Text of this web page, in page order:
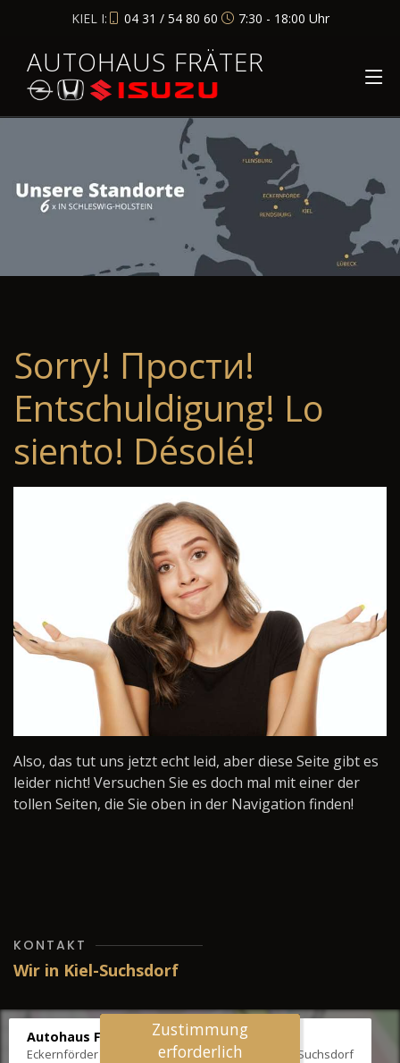
KIEL I: 04 31 / 54 80 60 7:30 - 18:00 Uhr
AUTOHAUS FRÄTER
Sorry! Прости!
Entschuldigung! Lo
siento! Désolé!
Also, das tut uns jetzt echt leid, aber diese Seite gibt es
leider nicht! Versuchen Sie es doch mal mit einer der
tollen Seiten, die Sie oben in der Navigation finden!
KONTAKT
Wir in Kiel-Suchsdorf
Autohaus Fräter
Eckernförder Str. /Klausbrooker Weg 1, 24107 Kiel-Suchsdorf
Zustimmung
erforderlich